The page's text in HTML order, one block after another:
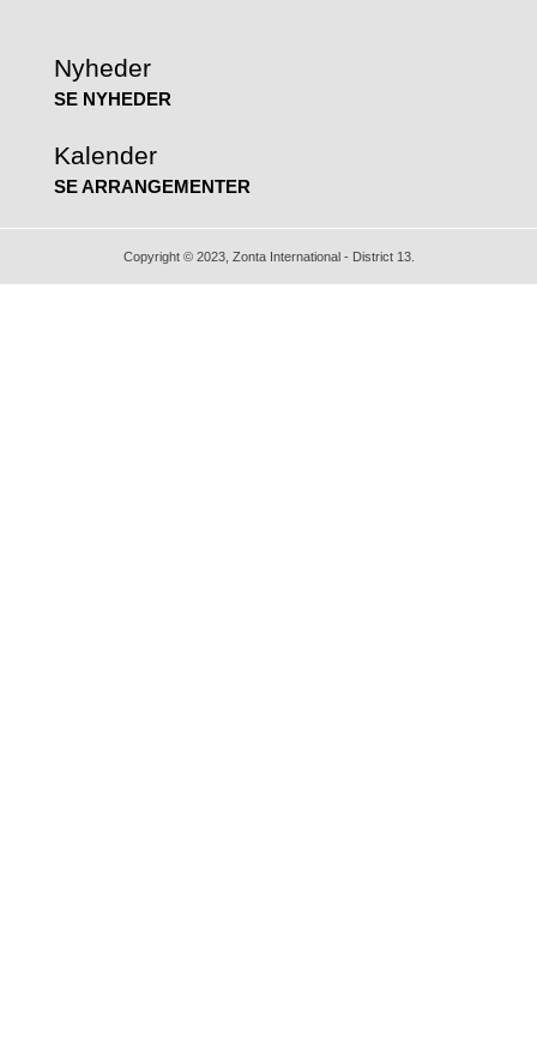
Nyheder
SE NYHEDER
Kalender
SE ARRANGEMENTER
Copyright © 2023, Zonta International - District 13.